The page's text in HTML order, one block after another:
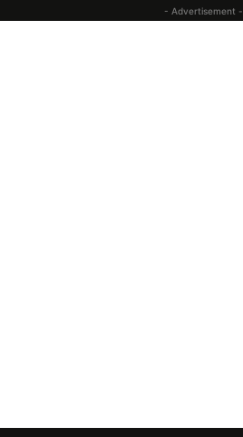
- Advertisement -